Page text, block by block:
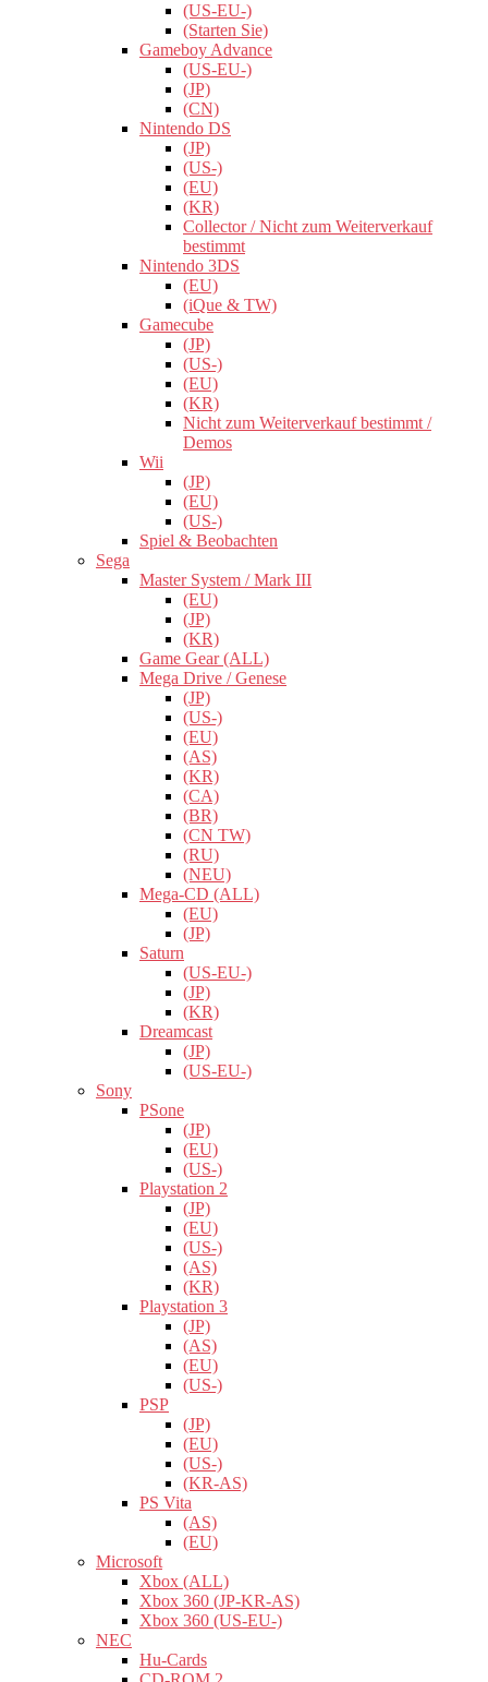
(US-EU-)
(Starten Sie)
Gameboy Advance
(US-EU-)
(JP)
(CN)
Nintendo DS
(JP)
(US-)
(EU)
(KR)
Collector / Nicht zum Weiterverkauf
bestimmt
Nintendo 3DS
(EU)
(iQue & TW)
Gamecube
(JP)
(US-)
(EU)
(KR)
Nicht zum Weiterverkauf bestimmt /
Demos
Wii
(JP)
(EU)
(US-)
Spiel & Beobachten
Sega
Master System / Mark III
(EU)
(JP)
(KR)
Game Gear (ALL)
Mega Drive / Genese
(JP)
(US-)
(EU)
(AS)
(KR)
(CA)
(BR)
(CN TW)
(RU)
(NEU)
Mega-CD (ALL)
(EU)
(JP)
Saturn
(US-EU-)
(JP)
(KR)
Dreamcast
(JP)
(US-EU-)
Sony
PSone
(JP)
(EU)
(US-)
Playstation 2
(JP)
(EU)
(US-)
(AS)
(KR)
Playstation 3
(JP)
(AS)
(EU)
(US-)
PSP
(JP)
(EU)
(US-)
(KR-AS)
PS Vita
(AS)
(EU)
Microsoft
Xbox (ALL)
Xbox 360 (JP-KR-AS)
Xbox 360 (US-EU-)
NEC
Hu-Cards